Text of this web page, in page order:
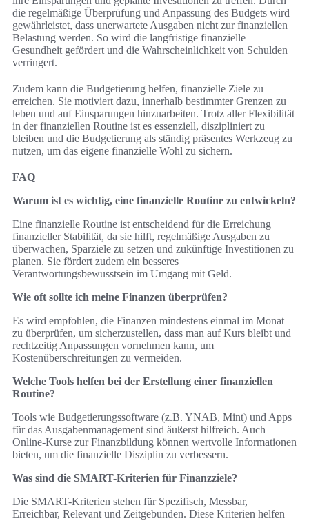
die regelmäßige Überprüfung und Anpassung des Budgets wird
gewährleistet, dass unerwartete Ausgaben nicht zur finanziellen
Belastung werden. So wird die langfristige finanzielle
Gesundheit gefördert und die Wahrscheinlichkeit von Schulden
verringert.
Zudem kann die Budgetierung helfen, finanzielle Ziele zu
erreichen. Sie motiviert dazu, innerhalb bestimmter Grenzen zu
leben und auf Einsparungen hinzuarbeiten. Trotz aller Flexibilität
in der finanziellen Routine ist es essenziell, diszipliniert zu
bleiben und die Budgetierung als ständig präsentes Werkzeug zu
nutzen, um das eigene finanzielle Wohl zu sichern.
FAQ
Warum ist es wichtig, eine finanzielle Routine zu entwickeln?
Eine finanzielle Routine ist entscheidend für die Erreichung
finanzieller Stabilität, da sie hilft, regelmäßige Ausgaben zu
überwachen, Sparziele zu setzen und zukünftige Investitionen zu
planen. Sie fördert zudem ein besseres
Verantwortungsbewusstsein im Umgang mit Geld.
Wie oft sollte ich meine Finanzen überprüfen?
Es wird empfohlen, die Finanzen mindestens einmal im Monat
zu überprüfen, um sicherzustellen, dass man auf Kurs bleibt und
rechtzeitig Anpassungen vornehmen kann, um
Kostenüberschreitungen zu vermeiden.
Welche Tools helfen bei der Erstellung einer finanziellen
Routine?
Tools wie Budgetierungssoftware (z.B. YNAB, Mint) und Apps
für das Ausgabenmanagement sind äußerst hilfreich. Auch
Online-Kurse zur Finanzbildung können wertvolle Informationen
bieten, um die finanzielle Disziplin zu verbessern.
Was sind die SMART-Kriterien für Finanzziele?
Die SMART-Kriterien stehen für Spezifisch, Messbar,
Erreichbar, Relevant und Zeitgebunden. Diese Kriterien helfen